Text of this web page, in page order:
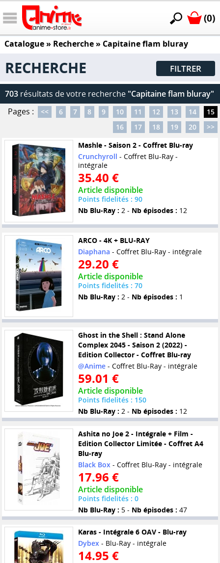
(0)
Catalogue» Recherche » Capitaine flam bluray
RECHERCHE FILTRER
703 résultats de votre recherche "Capitaine flam bluray"
Pages :
<< 6 7 8 9 10 11 12 13 14
15
16
17 18 19 20
>>
Mashle - Saison 2 - Coffret Blu-ray
Crunchyroll - Coffret Blu-Ray -
intégrale
35.40 €
Article disponible
Points fidelités : 90
Nb Blu-Ray : 2 - Nb épisodes : 12
ARCO - 4K + BLU-RAY
Diaphana - Coffret Blu-Ray - intégrale
29.20 €
Article disponible
Points fidelités : 70
Nb Blu-Ray : 2 - Nb épisodes : 1
Ghost in the Shell : Stand Alone
Complex 2045 - Saison 2 (2022) -
Edition Collector - Coffret Blu-ray
@Anime- Coffret Blu-Ray - intégrale
59.01 €
Article disponible
Points fidelités : 150
Nb Blu-Ray : 2 - Nb épisodes : 12
Ashita no Joe 2 - Intégrale + Film -
Edition Collector Limitée - Coffret A4
Blu-ray
Black Box - Coffret Blu-Ray - intégrale
17.96 €
Article disponible
Points fidelités : 0
Nb Blu-Ray : 5 - Nb épisodes : 47
Karas - Intégrale 6 OAV - Blu-ray
Dybex- Blu-Ray - intégrale
14.95 €